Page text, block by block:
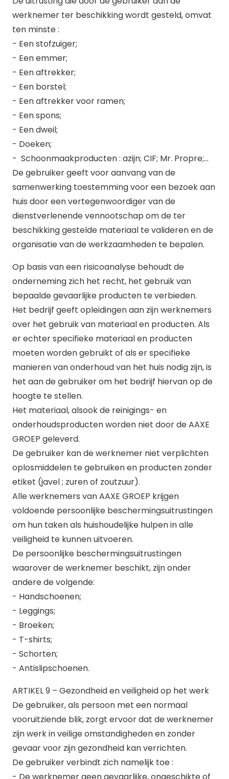
werknemer ter beschikking wordt gesteld, omvat
ten minste :
- Een stofzuiger;
- Een emmer;
- Een aftrekker;
- Een borstel;
- Een aftrekker voor ramen;
- Een spons;
- Een dweil;
- Doeken;
- Schoonmaakproducten : azijn; CIF; Mr. Propre;…
De gebruiker geeft voor aanvang van de
samenwerking toestemming voor een bezoek aan
huis door een vertegenwoordiger van de
dienstverlenende vennootschap om de ter
beschikking gestelde materiaal te valideren en de
organisatie van de werkzaamheden te bepalen.
Op basis van een risicoanalyse behoudt de
onderneming zich het recht, het gebruik van
bepaalde gevaarlijke producten te verbieden.
Het bedrijf geeft opleidingen aan zijn werknemers
over het gebruik van materiaal en producten. Als
er echter specifieke materiaal en producten
moeten worden gebruikt of als er specifieke
manieren van onderhoud van het huis nodig zijn, is
het aan de gebruiker om het bedrijf hiervan op de
hoogte te stellen.
Het materiaal, alsook de reinigings- en
onderhoudsproducten worden niet door de AAXE
GROEP geleverd.
De gebruiker kan de werknemer niet verplichten
oplosmiddelen te gebruiken en producten zonder
etiket (javel ; zuren of zoutzuur).
Alle werknemers van AAXE GROEP krijgen
voldoende persoonlijke beschermingsuitrustingen
om hun taken als huishoudelijke hulpen in alle
veiligheid te kunnen uitvoeren.
De persoonlijke beschermingsuitrustingen
waarover de werknemer beschikt, zijn onder
andere de volgende:
- Handschoenen;
- Leggings;
- Broeken;
- T-shirts;
- Schorten;
- Antislipschoenen.
ARTIKEL 9 – Gezondheid en veiligheid op het werk
De gebruiker, als persoon met een normaal
vooruitziende blik, zorgt ervoor dat de werknemer
zijn werk in veilige omstandigheden en zonder
gevaar voor zijn gezondheid kan verrichten.
De gebruiker verbindt zich namelijk toe :
- De werknemer geen gevaarlijke, ongeschikte of